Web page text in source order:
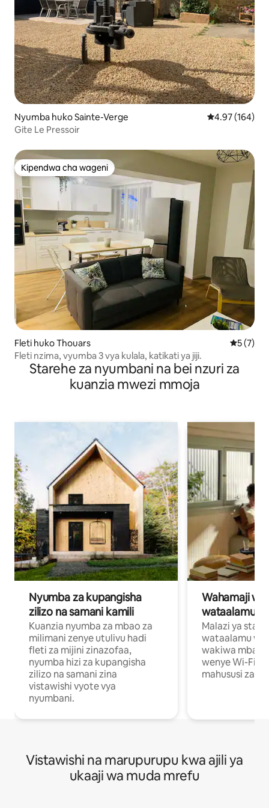
Nyumba huko Sainte-Verge Ukadiriaji wa
4.97 (164)
Gite Le Pressoir
Kipendwa cha wageni
Kipendwa cha wageni
Fleti huko Thouars
5 (7)
Fleti nzima, vyumba 3 vya kulala, katikati ya jiji.
Starehe za nyumbani na bei nzuri za
kuanzia mwezi mmoja
Nyumba za kupangisha
zilizo na samani kamili
Kuanzia nyumba za mbao za
milimani zenye utulivu hadi
fleti za mijini zinazofaa,
nyumba hizi za kupangisha
zilizo na samani zina
vistawishi vyote vya
nyumbani.
Wahamaji
wataalamu
Malazi ya
wataalamu
wakiwa mbali
wenye Wi-Fi
mahususi za
Vistawishi na marupurupu kwa ajili ya
ukaaji wa muda mrefu